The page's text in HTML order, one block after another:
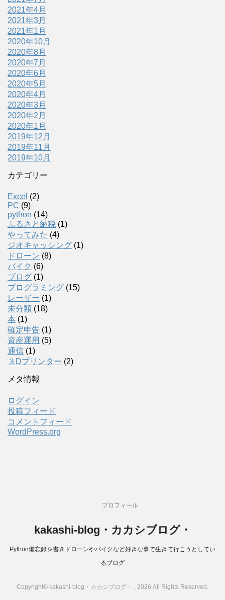
2021年4月
2021年3月
2021年1月
2020年10月
2020年8月
2020年7月
2020年6月
2020年5月
2020年4月
2020年3月
2020年2月
2020年1月
2019年12月
2019年11月
2019年10月
カテゴリー
Excel (2)
PC (9)
python (14)
ふるさと納税 (1)
やってみた (4)
ジオキャッシング (1)
ドローン (8)
バイク (6)
ブログ (1)
プログラミング (15)
レーザー (1)
未分類 (18)
本 (1)
確定申告 (1)
資産運用 (5)
通信 (1)
３Dプリンター (2)
メタ情報
ログイン
投稿フィード
コメントフィード
WordPress.org
プロフィール
kakashi-blog・カカシブログ・
Python備忘録を書きドローンやバイクなど好きな事で生きて行こうとしてい
るブログ
Copyright© kakashi-blog・カカシブログ・ , 2026 All Rights Reserved.